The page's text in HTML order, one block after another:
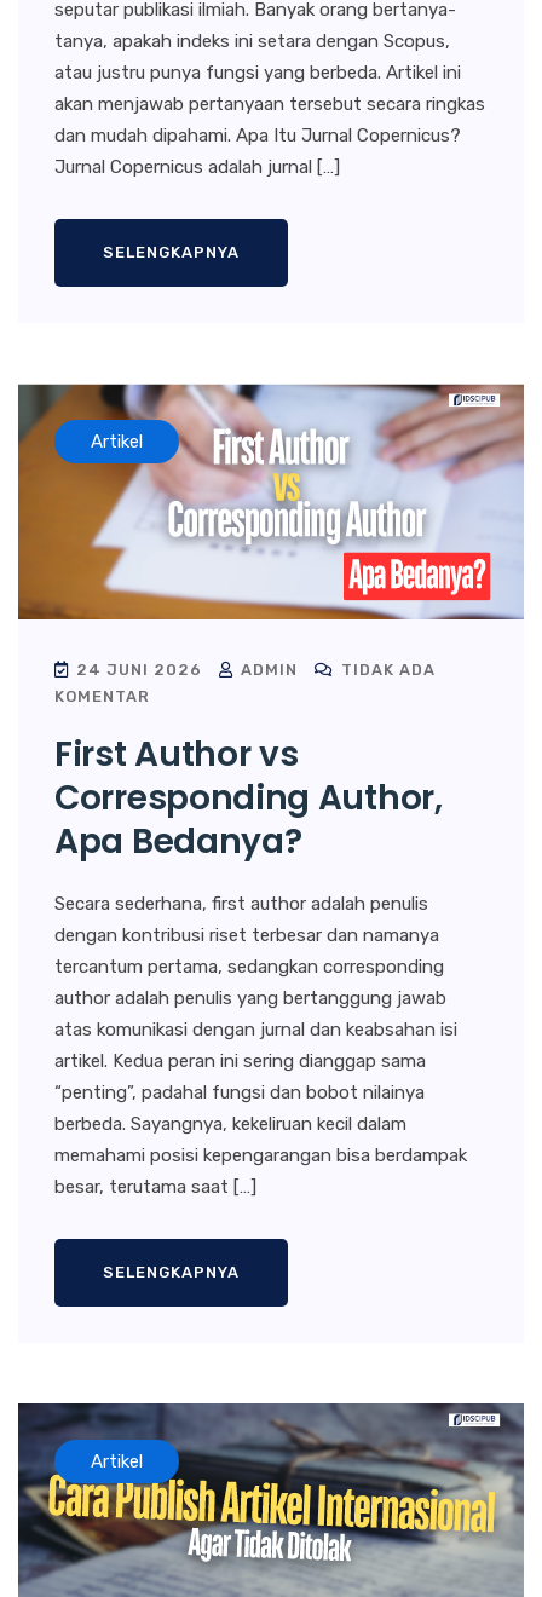
seputar publikasi ilmiah. Banyak orang bertanya-
tanya, apakah indeks ini setara dengan Scopus,
atau justru punya fungsi yang berbeda. Artikel ini
akan menjawab pertanyaan tersebut secara ringkas
dan mudah dipahami. Apa Itu Jurnal Copernicus?
Jurnal Copernicus adalah jurnal […]
SELENGKAPNYA
Artikel
24 JUNI 2026 ADMIN
TIDAK ADA
KOMENTAR
First Author vs
Corresponding Author,
Apa Bedanya?
Secara sederhana, first author adalah penulis
dengan kontribusi riset terbesar dan namanya
tercantum pertama, sedangkan corresponding
author adalah penulis yang bertanggung jawab
atas komunikasi dengan jurnal dan keabsahan isi
artikel. Kedua peran ini sering dianggap sama
“penting”, padahal fungsi dan bobot nilainya
berbeda. Sayangnya, kekeliruan kecil dalam
memahami posisi kepengarangan bisa berdampak
besar, terutama saat […]
SELENGKAPNYA
Artikel